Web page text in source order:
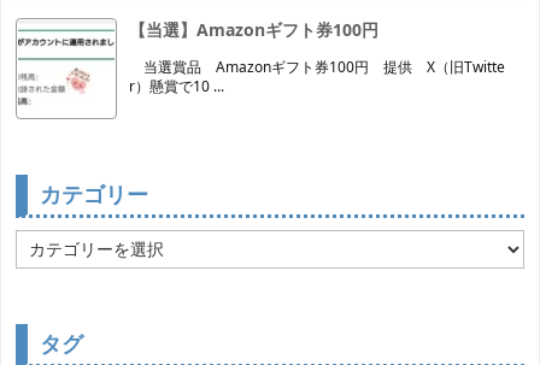
【当選】Amazonギフト券100円
当選賞品 Amazonギフト券100円 提供 X（旧Twitte
r）懸賞で10 ...
カテゴリー
テ
タグ